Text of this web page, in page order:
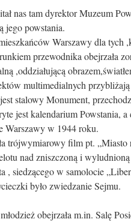
nas tam dyrektor Muzeum
jego powstania.
Warszawy dla
przewodnika obejrzała
,oddziałującą
multimedialnych
stalowy Monument,
jest kalendarium Powstania,
Warszawy w 1944 roku.
trójwymiarowy film pt.
nad zniszczoną i
, siedzącego w samolocie
było zwiedzanie Sejmu.
obejrzała m.in. Salę